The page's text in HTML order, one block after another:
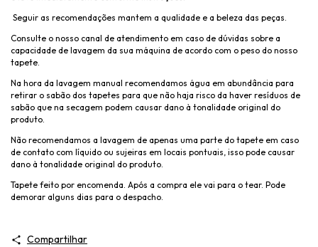
Seguir as recomendações mantem a qualidade e a beleza das peças.
Consulte o nosso canal de atendimento em caso de dúvidas sobre a
capacidade de lavagem da sua máquina de acordo com o peso do nosso
tapete.
Na hora da lavagem manual recomendamos água em abundância para
retirar o sabão dos tapetes para que não haja risco da haver resíduos de
sabão que na secagem podem causar dano à tonalidade original do
produto.
Não recomendamos a lavagem de apenas uma parte do tapete em caso
de contato com líquido ou sujeiras em locais pontuais, isso pode causar
dano à tonalidade original do produto.
Tapete feito por encomenda. Após a compra ele vai para o tear. Pode
demorar alguns dias para o despacho.
Compartilhar